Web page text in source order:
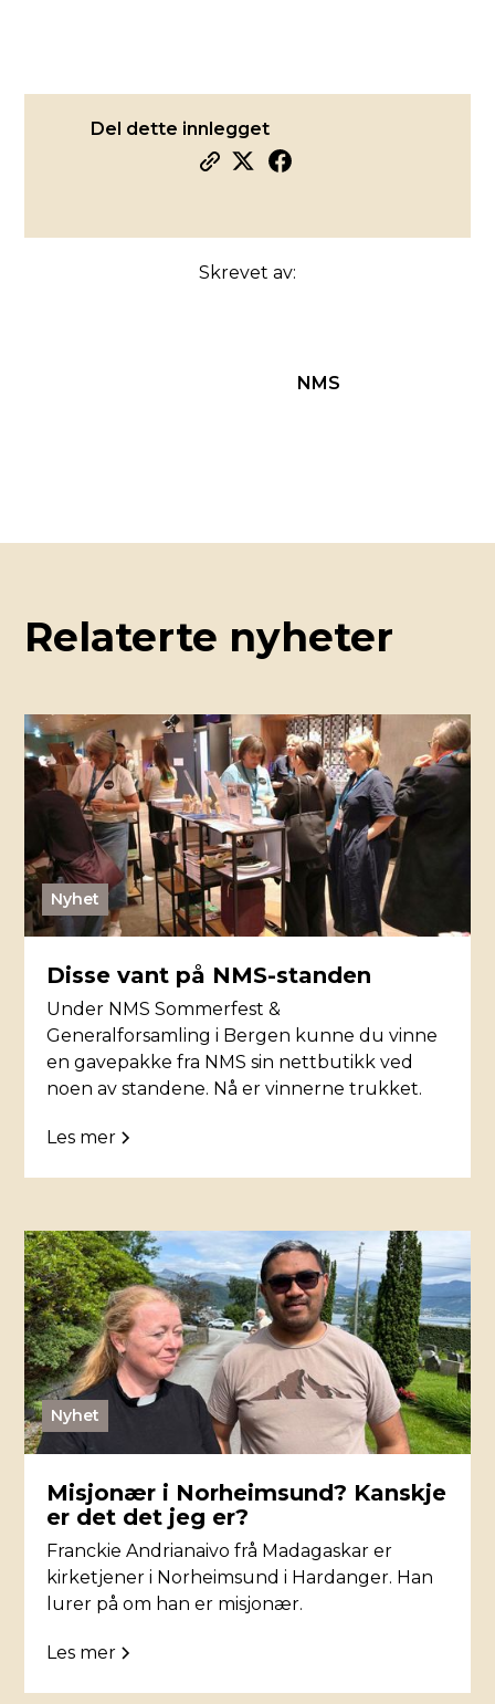
Del dette innlegget
Skrevet av:
NMS
Relaterte nyheter
Nyhet
Disse vant på NMS-standen
Under NMS Sommerfest &
Generalforsamling i Bergen kunne du vinne
en gavepakke fra NMS sin nettbutikk ved
noen av standene. Nå er vinnerne trukket.
Les mer
Nyhet
Misjonær i Norheimsund? Kanskje
er det det jeg er?
Franckie Andrianaivo frå Madagaskar er
kirketjener i Norheimsund i Hardanger. Han
lurer på om han er misjonær.
Les mer